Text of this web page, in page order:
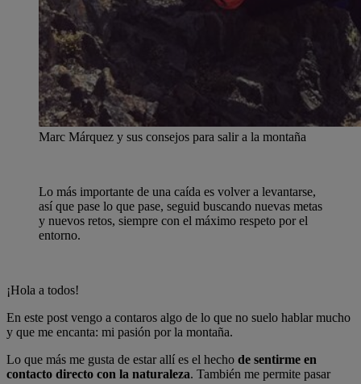
Marc Márquez y sus consejos para salir a la montaña
Lo más importante de una caída es volver a levantarse,
así que pase lo que pase, seguid buscando nuevas metas
y nuevos retos, siempre con el máximo respeto por el
entorno.
¡Hola a todos!
En este post vengo a contaros algo de lo que no suelo hablar mucho
y que me encanta: mi pasión por la montaña.
Lo que más me gusta de estar allí es el hecho de sentirme en
contacto directo con la naturaleza. También me permite pasar